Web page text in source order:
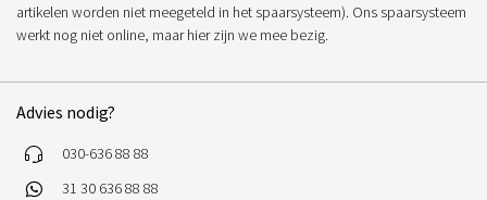
artikelen worden niet meegeteld in het spaarsysteem). Ons spaarsysteem
werkt nog niet online, maar hier zijn we mee bezig.
Advies nodig?
030-636 88 88
31 30 636 88 88